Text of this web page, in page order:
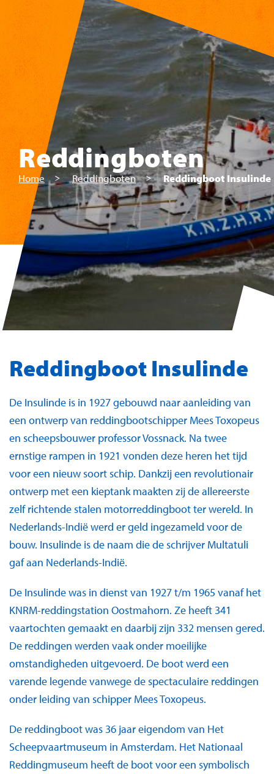
Skip to main content
Reddingboten
Home Reddingboten Reddingboot Insulinde
Reddingboot Insulinde
De Insulinde is in 1927 gebouwd naar aanleiding van
een ontwerp van reddingbootschipper Mees Toxopeus
en scheepsbouwer professor Vossnack. Na twee
ernstige rampen in 1921 vonden deze heren het tijd
voor een nieuw soort schip. Dankzij een revolutionair
ontwerp met een kieptank maakten zij de allereerste
zelf richtende stalen motorreddingboot ter wereld. In
Nederlands-Indië werd er geld ingezameld voor de
bouw. Insulinde is de naam die de schrijver Multatuli
gaf aan Nederlands-Indië.
De Insulinde was in dienst van 1927 t/m 1965 vanaf het
KNRM-reddingstation Oostmahorn. Ze heeft 341
vaartochten gemaakt en daarbij zijn 332 mensen gered.
De reddingen werden vaak onder moeilijke
omstandigheden uitgevoerd. De boot werd een
varende legende vanwege de spectaculaire reddingen
onder leiding van schipper Mees Toxopeus.
De reddingboot was 36 jaar eigendom van Het
Scheepvaartmuseum in Amsterdam. Het Nationaal
Reddingmuseum heeft de boot voor een symbolisch